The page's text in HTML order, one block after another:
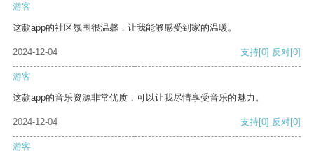
游客
这款app的社区氛围很温馨，让我能够感受到家的温暖。
2024-12-04 支持[0] 反对[0]
游客
这款app的音乐资源非常优质，可以让我尽情享受音乐的魅力。
2024-12-04 支持[0] 反对[0]
游客